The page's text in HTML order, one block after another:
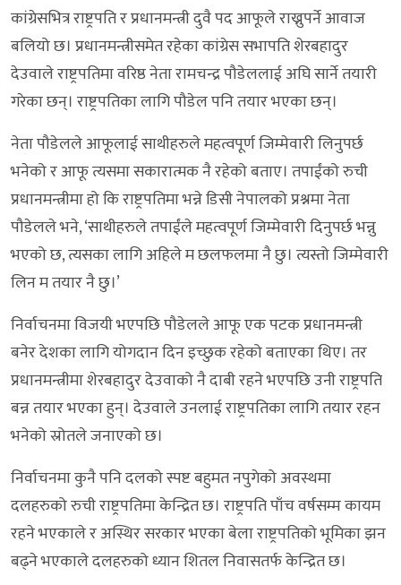
कांग्रेसभित्र राष्ट्रपति र प्रधानमन्त्री दुवै पद आफूले राख्नुपर्ने आवाज
बलियो छ। प्रधानमन्त्रीसमेत रहेका कांग्रेस सभापति शेरबहादुर
देउवाले राष्ट्रपतिमा वरिष्ठ नेता रामचन्द्र पौडेललाई अघि सार्ने तयारी
गरेका छन्। राष्ट्रपतिका लागि पौडेल पनि तयार भएका छन्।
नेता पौडेलले आफूलाई साथीहरुले महत्वपूर्ण जिम्मेवारी लिनुपर्छ
भनेको र आफू त्यसमा सकारात्मक नै रहेको बताए। तपाईंको रुची
प्रधानमन्त्रीमा हो कि राष्ट्रपतिमा भन्ने डिसी नेपालको प्रश्नमा नेता
पौडेलले भने, ‘साथीहरुले तपाईंले महत्वपूर्ण जिम्मेवारी दिनुपर्छ भन्नु
भएको छ, त्यसका लागि अहिले म छलफलमा नै छु। त्यस्तो जिम्मेवारी
लिन म तयार नै छु।’
निर्वाचनमा विजयी भएपछि पौडेलले आफू एक पटक प्रधानमन्त्री
बनेर देशका लागि योगदान दिन इच्छुक रहेको बताएका थिए। तर
प्रधानमन्त्रीमा शेरबहादुर देउवाको नै दाबी रहने भएपछि उनी राष्ट्रपति
बन्न तयार भएका हुन्। देउवाले उनलाई राष्ट्रपतिका लागि तयार रहन
भनेको स्रोतले जनाएको छ।
निर्वाचनमा कुनै पनि दलको स्पष्ट बहुमत नपुगेको अवस्थमा
दलहरुको रुची राष्ट्रपतिमा केन्द्रित छ। राष्ट्रपति पाँच वर्षसम्म कायम
रहने भएकाले र अस्थिर सरकार भएका बेला राष्ट्रपतिको भूमिका झन
बढ्ने भएकाले दलहरुको ध्यान शितल निवासतर्फ केन्द्रित छ।